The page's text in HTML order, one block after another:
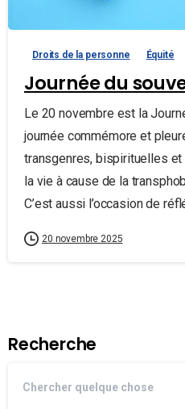
Droits de la personne Équité
Journée du
Le 20 novembre est la
journée commémore et
transgenres, bispirituelles
la vie à cause de la
C’est aussi l’occasion de
20 novembre 2025
Recherche